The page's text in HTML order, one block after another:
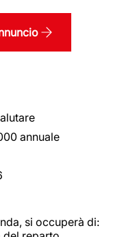
annuale
si occuperà di: